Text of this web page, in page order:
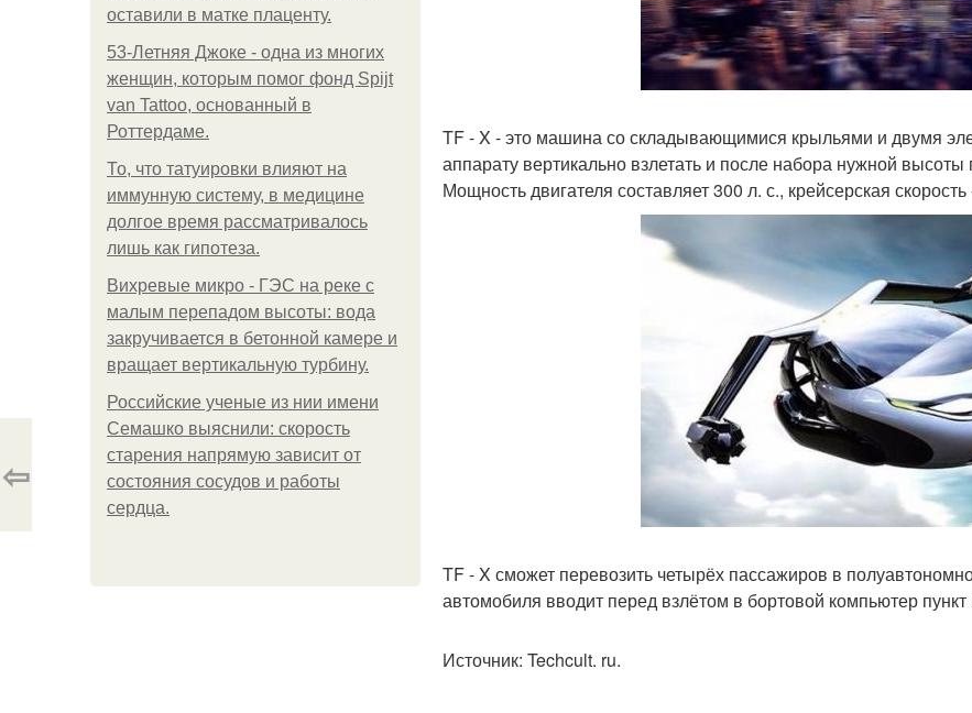
оставили в матке плаценту.
53-Летняя Джоке - одна из многих
женщин, которым помог фонд Spijt
van Tattoo, основанный в
Роттердаме.
То, что татуировки влияют на
иммунную систему, в медицине
долгое время рассматривалось
лишь как гипотеза.
Вихревые микро - ГЭС на реке с
малым перепадом высоты: вода
закручивается в бетонной камере и
вращает вертикальную турбину.
Российские ученые из нии имени
Семашко выяснили: скорость
старения напрямую зависит от
состояния сосудов и работы
сердца.
TF - X - это машина со складывающимися крыльями и двумя
аппарату вертикально взлетать и после набора нужной
Мощность двигателя составляет 300 л. с., крейсерская
TF - X сможет перевозить четырёх пассажиров в
автомобиля вводит перед взлётом в бортовой компьютер
Источник: Techcult. ru.
⇦